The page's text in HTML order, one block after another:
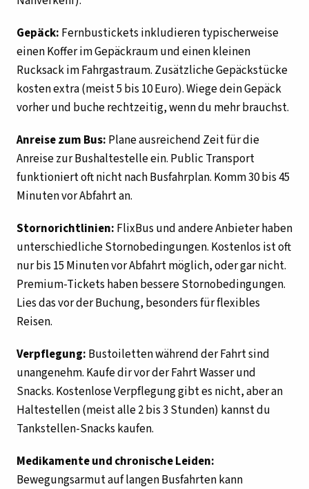
Gepäck: Fernbustickets inkludieren typischerweise
einen Koffer im Gepäckraum und einen kleinen
Rucksack im Fahrgastraum. Zusätzliche Gepäckstücke
kosten extra (meist 5 bis 10 Euro). Wiege dein Gepäck
vorher und buche rechtzeitig, wenn du mehr brauchst.
Anreise zum Bus: Plane ausreichend Zeit für die
Anreise zur Bushaltestelle ein. Public Transport
funktioniert oft nicht nach Busfahrplan. Komm 30 bis 45
Minuten vor Abfahrt an.
Stornorichtlinien: FlixBus und andere Anbieter haben
unterschiedliche Stornobedingungen. Kostenlos ist oft
nur bis 15 Minuten vor Abfahrt möglich, oder gar nicht.
Premium-Tickets haben bessere Stornobedingungen.
Lies das vor der Buchung, besonders für flexibles
Reisen.
Verpflegung: Bustoiletten während der Fahrt sind
unangenehm. Kaufe dir vor der Fahrt Wasser und
Snacks. Kostenlose Verpflegung gibt es nicht, aber an
Haltestellen (meist alle 2 bis 3 Stunden) kannst du
Tankstellen-Snacks kaufen.
Medikamente und chronische Leiden:
Bewegungsarmut auf langen Busfahrten kann